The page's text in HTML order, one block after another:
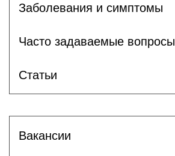
Заболевания и симптомы
Часто задаваемые вопросы
Статьи
Вакансии